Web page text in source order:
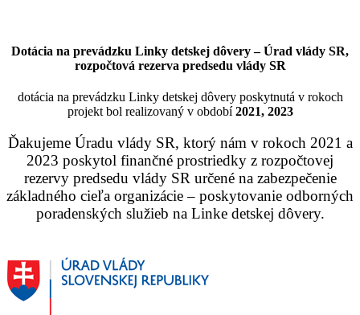
Dotácia na prevádzku Linky detskej dôvery – Úrad vlády SR,
rozpočtová rezerva predsedu vlády SR
dotácia na prevádzku Linky detskej dôvery poskytnutá v rokoch
projekt bol realizovaný v období2021, 2023
Ďakujeme Úradu vlády SR, ktorý nám v rokoch 2021 a
2023 poskytol finančné prostriedky z rozpočtovej
rezervy predsedu vlády SR určené na zabezpečenie
základného cieľa organizácie – poskytovanie odborných
poradenských služieb na Linke detskej dôvery.